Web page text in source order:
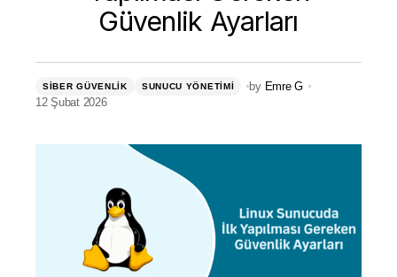
Güvenlik Ayarları
SIBER GÜVENLIK SUNUCU YÖNETIMI by Emre G
12 Şubat 2026